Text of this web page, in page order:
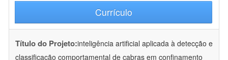
Currículo
Título do Projeto:inteligência artificial aplicada à detecção e
classificação comportamental de cabras em confinamento